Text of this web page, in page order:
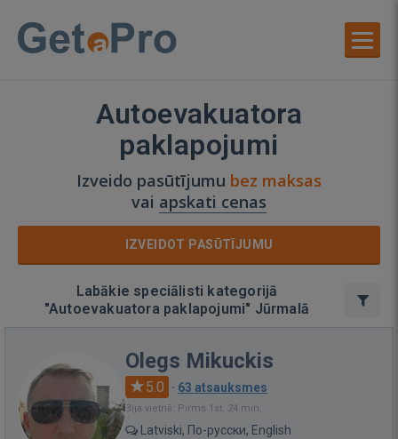
Autoevakuatora
paklapojumi
Izveido pasūtījumu bez maksas
vai apskati cenas
IZVEIDOT PASŪTĪJUMU
Labākie speciālisti kategorijā
"Autoevakuatora paklapojumi" Jūrmalā
Olegs Mikuckis
5.0 · 63 atsauksmes
Bija vietnē: Pirms 1st. 24 min.
Latviski, По-русски, English